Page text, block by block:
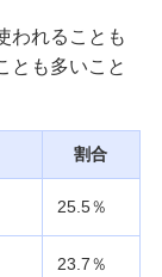
方法や借り
解説
方や流れ、
の違いと向
われることも
とも多いこと
割合
25.5％
23.7％